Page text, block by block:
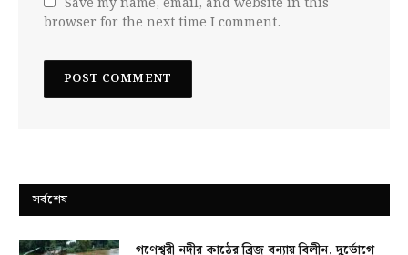
browser for the next time I comment.
সর্বশেষ
গণেশ্বরী নদীর কাঠের ব্রিজ বন্যায় বিলীন, দুর্ভোগে